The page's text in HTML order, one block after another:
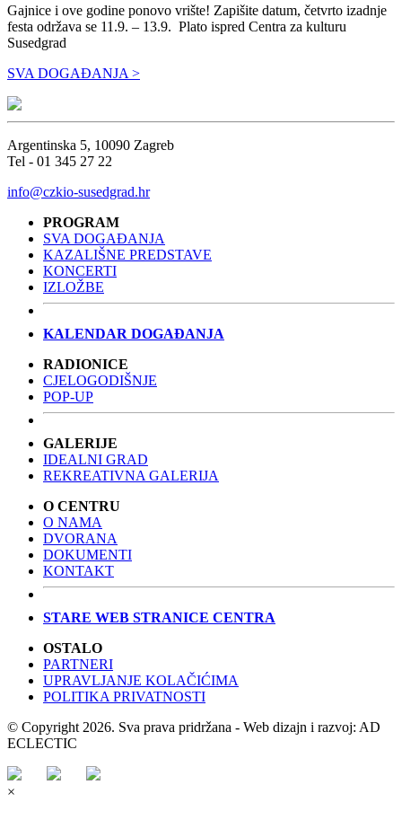
Gajnice i ove godine ponovo vrište! Zapišite datum, četvrto izadnje
festa održava se 11.9. – 13.9. Plato ispred Centra za kulturu
Susedgrad
SVA DOGAĐANJA >
Argentinska 5, 10090 Zagreb
Tel - 01 345 27 22
info@czkio-susedgrad.hr
PROGRAM
SVA DOGAĐANJA
KAZALIŠNE PREDSTAVE
KONCERTI
IZLOŽBE
KALENDAR DOGAĐANJA
RADIONICE
CJELOGODIŠNJE
POP-UP
GALERIJE
IDEALNI GRAD
REKREATIVNA GALERIJA
O CENTRU
O NAMA
DVORANA
DOKUMENTI
KONTAKT
STARE WEB STRANICE CENTRA
OSTALO
PARTNERI
UPRAVLJANJE KOLAČIĆIMA
POLITIKA PRIVATNOSTI
© Copyright 2026. Sva prava pridržana - Web dizajn i razvoj: AD
ECLECTIC
×